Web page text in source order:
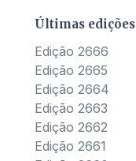
Últimas edições
Edição 2666
Edição 2665
Edição 2664
Edição 2663
Edição 2662
Edição 2661